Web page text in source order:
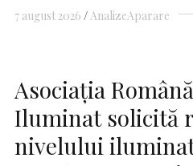
7 august 2026 AnalizeAparare
Asociaţia
Iluminat solicită
nivelului